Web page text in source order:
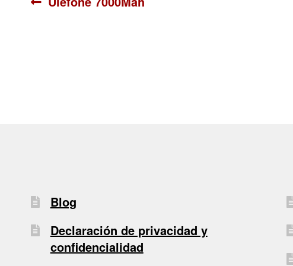
Blog
Declaración de privacidad y
confidencialidad